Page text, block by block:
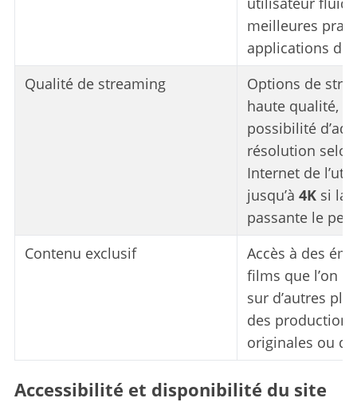
meilleures
applications de
Qualité de streaming
Options de
haute qualité,
possibilité
résolution
Internet de
jusqu’à 4Ksi la
passante le
Contenu exclusif
Accès à des
films que l’on
sur d’autres
des
originales ou
Accessibilité et disponibilité du site